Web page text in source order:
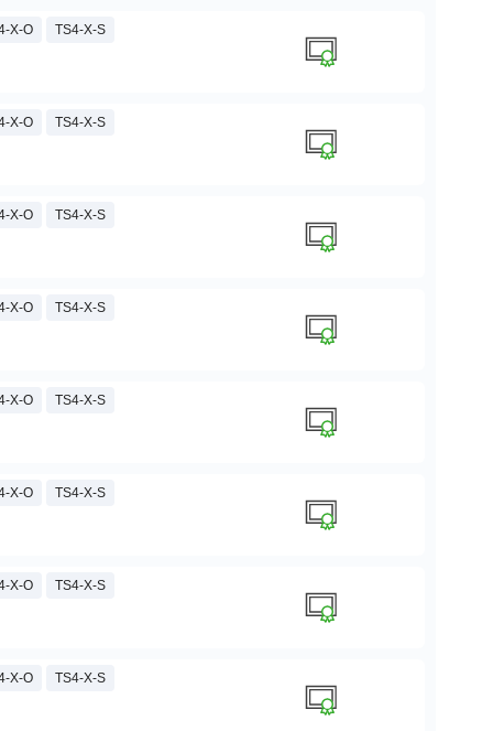
X-O TS4-X-S
X-O TS4-X-S
X-O TS4-X-S
X-O TS4-X-S
X-O TS4-X-S
X-O TS4-X-S
X-O TS4-X-S
X-O TS4-X-S